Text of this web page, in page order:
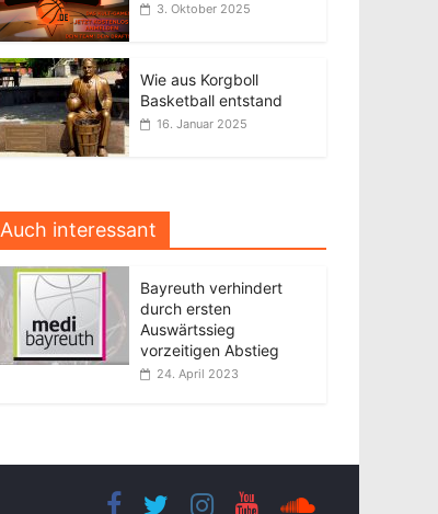
3. Oktober 2025
Wie aus Korgboll
Basketball entstand
16. Januar 2025
Auch interessant
Bayreuth verhindert
durch ersten
Auswärtssieg
vorzeitigen Abstieg
24. April 2023